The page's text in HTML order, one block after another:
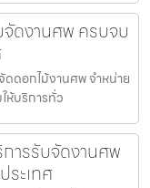
ดงานศพ ครบจบ
ดอกไม้งานศพ จำหน่าย
ห้บริการทั่ว
ารรับจัดงานศพ
ระเทศ